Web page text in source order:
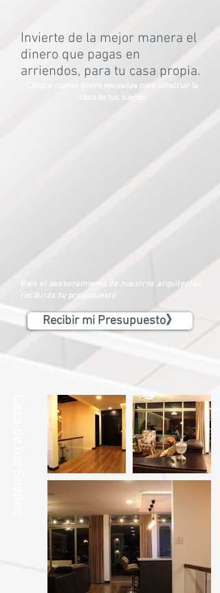
Invierte de la mejor manera el
dinero que pagas en
arriendos, para tu casa propia.
Conoce cuánto dinero necesitas para construir la
casa de tus sueños
Recibir mi Presupuesto》
Bajo el asesoramiento de nuestros arquitectos
recibirás tu presupuesto